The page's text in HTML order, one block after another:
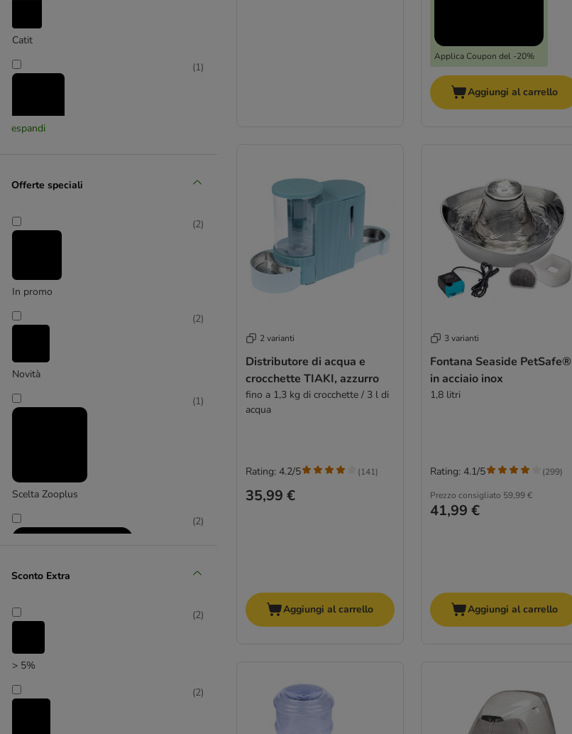
Catit
Dog Mate
(1)
Drinkwell
espandi
Offerte speciali
In promo
(2)
Novità
(2)
Scelta Zooplus
(1)
Taglio prezzo con coupon
(2)
Sconto Extra
> 5%
(2)
(2)
Applica Coupon del -20%
Aggiungi al carrello
2 varianti
Distributore di acqua e
crocchette TIAKI, azzurro
fino a 1,3 kg di crocchette / 3 l di
acqua
35,99 €
Rating: 4.2/5 (141)
Aggiungi al carrello
3 varianti
Fontana Seaside PetSafe®
in acciaio inox
1,8 litri
Prezzo consigliato 59,99 €
41,99 €
Rating: 4.1/5 (299)
Aggiungi al carrello